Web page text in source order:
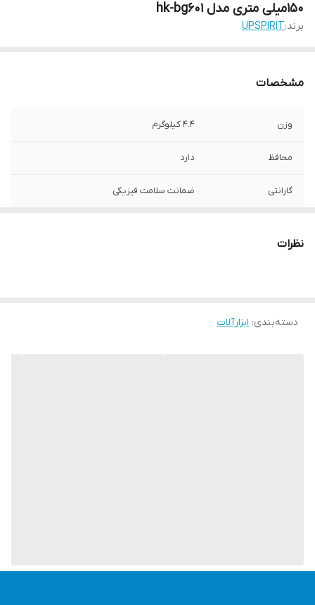
150میلی متری مدل hk-bg601
برند:UPSPIRIT
مشخصات
وزن 4.4 کیلوگرم
محافظ دارد
گارانتی ضمانت سلامت فیزیکی
نظرات
دسته‌بندی: ابزارآلات